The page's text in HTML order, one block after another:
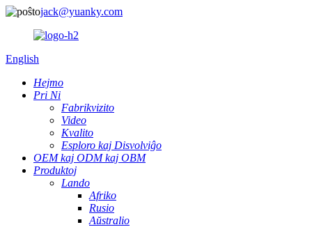
jack@yuanky.com
English
Hejmo
Pri Ni
Fabrikvizito
Video
Kvalito
Esploro kaj Disvolviĝo
OEM kaj ODM kaj OBM
Produktoj
Lando
Afriko
Rusio
Aŭstralio